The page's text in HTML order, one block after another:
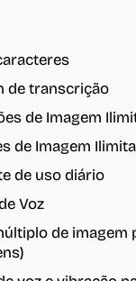
de transcrição
de Imagem
de Imagem
de uso diário
Voz
de imagem